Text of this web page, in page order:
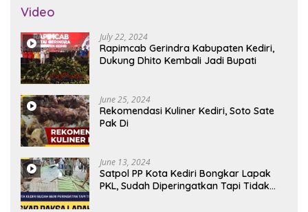
Video
July 22, 2024
Rapimcab Gerindra Kabupaten Kediri,
Dukung Dhito Kembali Jadi Bupati
June 25, 2024
Rekomendasi Kuliner Kediri, Soto Sate
Pak Di
June 13, 2024
Satpol PP Kota Kediri Bongkar Lapak
PKL, Sudah Diperingatkan Tapi Tidak